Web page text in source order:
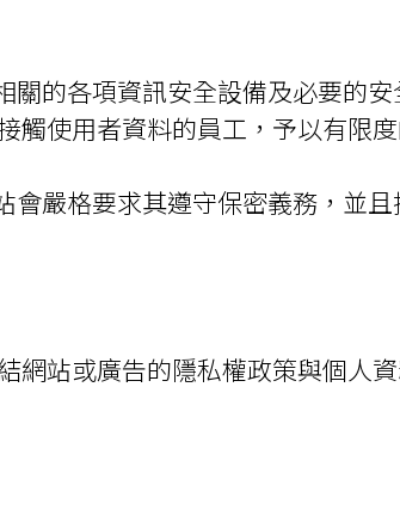
的各項資訊安全設備及必要的
使用者資料的員工，予以有限
嚴格要求其遵守保密義務，並
站或廣告的隱私權政策與個人